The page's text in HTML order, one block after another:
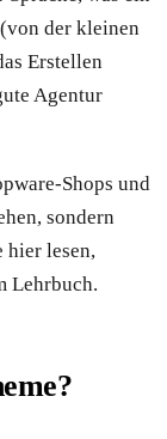
der kleinen
Erstellen
Agentur
Shops und
sondern
hier lesen,
Lehrbuch.